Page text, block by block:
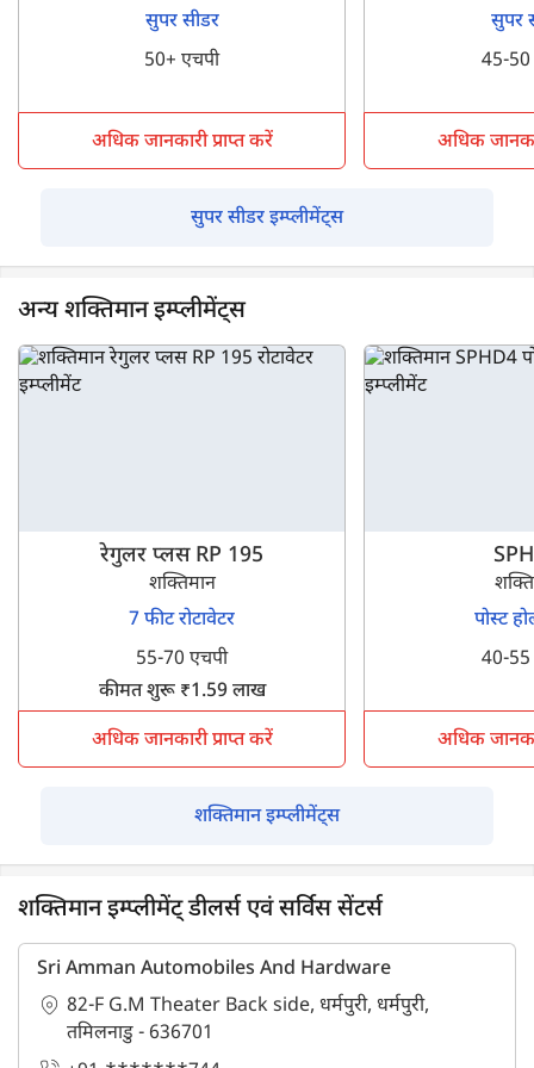
सुपर सीडर
50+ एचपी
अधिक जानकारी प्राप्त करें
सुपर
45-50
अधिक
सुपर सीडर इम्प्लीमेंट्स
अन्य शक्तिमान इम्प्लीमेंट्स
रेगुलर प्लस RP 195
शक्तिमान
7 फीट रोटावेटर
55-70 एचपी
कीमत शुरू ₹1.59 लाख
अधिक जानकारी प्राप्त करें
पोस्ट
40-55
अधिक
शक्तिमान इम्प्लीमेंट्स
शक्तिमान इम्प्लीमेंट् डीलर्स एवं सर्विस सेंटर्स
Sri Amman Automobiles And Hardware
82-F G.M Theater Back side, धर्मपुरी, धर्मपुरी,
तमिलनाडु - 636701